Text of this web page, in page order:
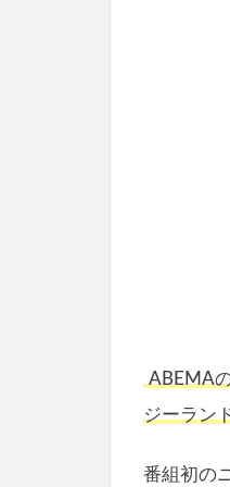
ABEMA
ジーラン
番組初の